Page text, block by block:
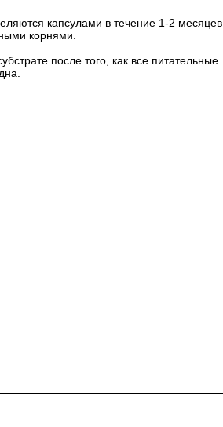
капсулами в течение 1-2 месяцев.
корнями.
после того, как все питательные